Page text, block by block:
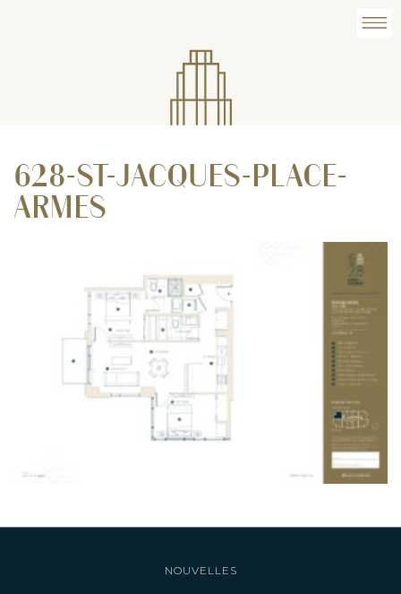
628-ST-JACQUES-PLACE-
ARMES
NOUVELLES